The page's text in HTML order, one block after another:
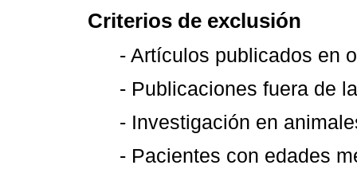
Criterios de exclusión
- Artículos publicados en
- Publicaciones fuera de
- Investigación en
- Pacientes con edades